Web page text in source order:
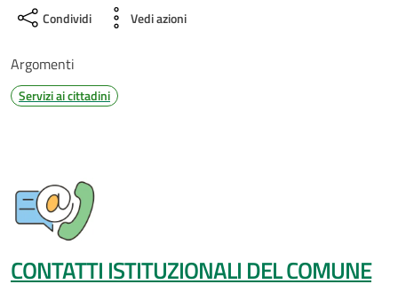
Condividi Vedi azioni
Argomenti
Servizi ai cittadini
CONTATTI ISTITUZIONALI DEL COMUNE